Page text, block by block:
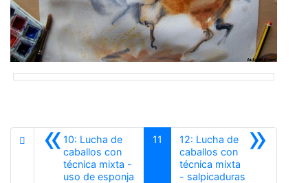
«10: Lucha de
caballos con
técnica mixta -
uso de esponja
11 »
12: Lucha de
caballos con
técnica mixta
- salpicaduras